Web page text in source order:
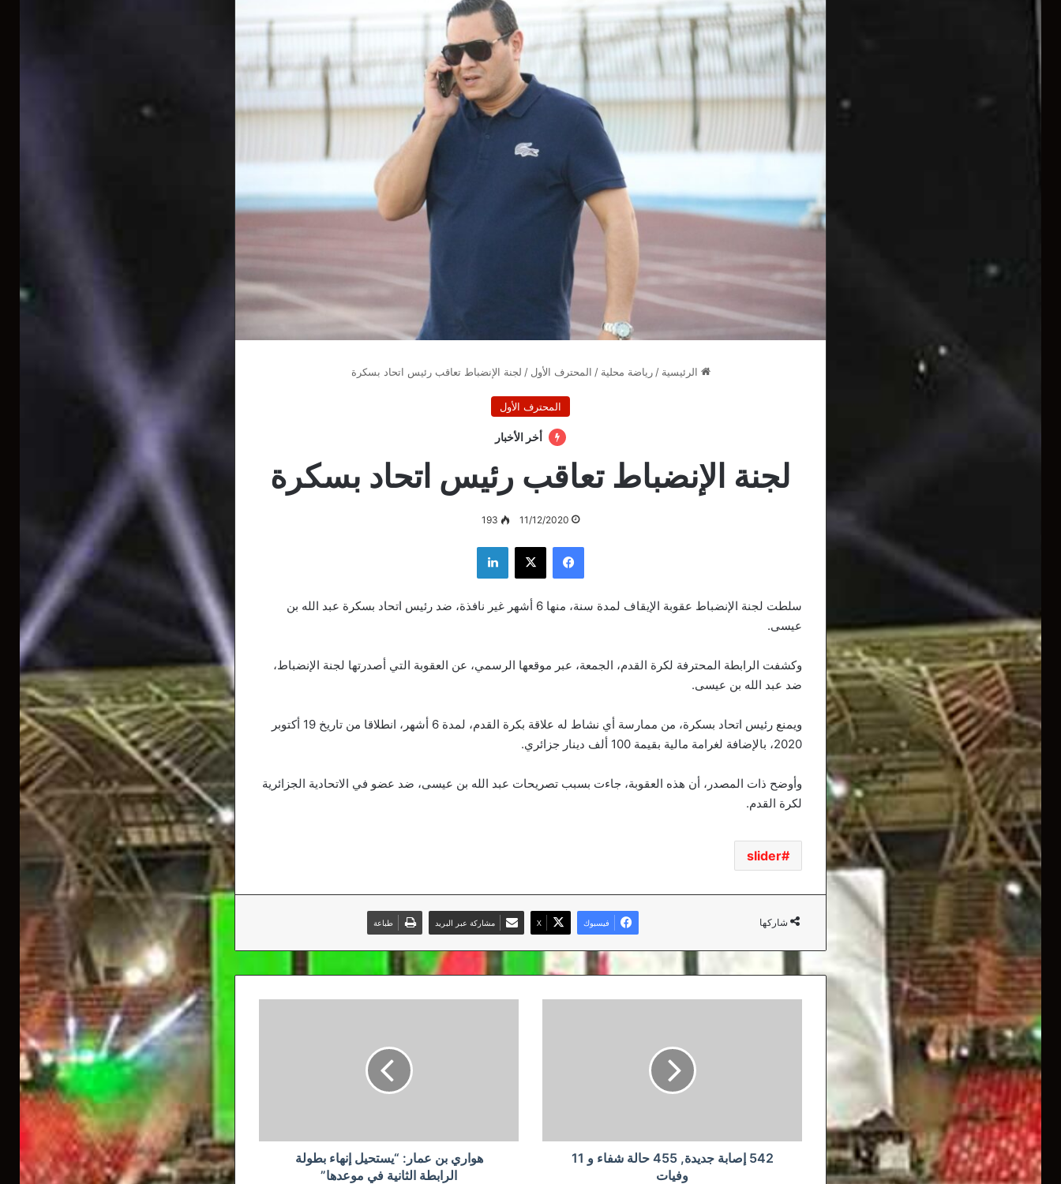
الرئيسية / رياضة محلية / المحترف الأول / لجنة الإنضباط تعاقب رئيس اتحاد بسكرة
المحترف الأول
أخر الأخبار
لجنة الإنضباط تعاقب رئيس اتحاد بسكرة
11/12/2020
193
فيسبوك ‫X لينكدإن
سلطت لجنة الإنضباط عقوبة الإيقاف لمدة سنة، منها 6 أشهر غير نافذة، ضد رئيس اتحاد بسكرة عبد الله بن
عيسى.
وكشفت الرابطة المحترفة لكرة القدم، الجمعة، عبر موقعها الرسمي، عن العقوبة التي أصدرتها لجنة الإنضباط،
ضد عبد الله بن عيسى.
ويمنع رئيس اتحاد بسكرة، من ممارسة أي نشاط له علاقة بكرة القدم، لمدة 6 أشهر، انطلاقا من تاريخ 19 أكتوبر
2020، بالإضافة لغرامة مالية بقيمة 100 ألف دينار جزائري.
وأوضح ذات المصدر، أن هذه العقوبة، جاءت بسبب تصريحات عبد الله بن عيسى، ضد عضو في الاتحادية الجزائرية
لكرة القدم.
slider
شاركها فيسبوك ‫X مشاركة عبر البريد طباعة
وفيات
542 إصابة جديدة, 455 حالة شفاء و 11
وفيات
في
هواري بن عمار: “يستحيل إنهاء بطولة
الرابطة الثانية في موعدها”